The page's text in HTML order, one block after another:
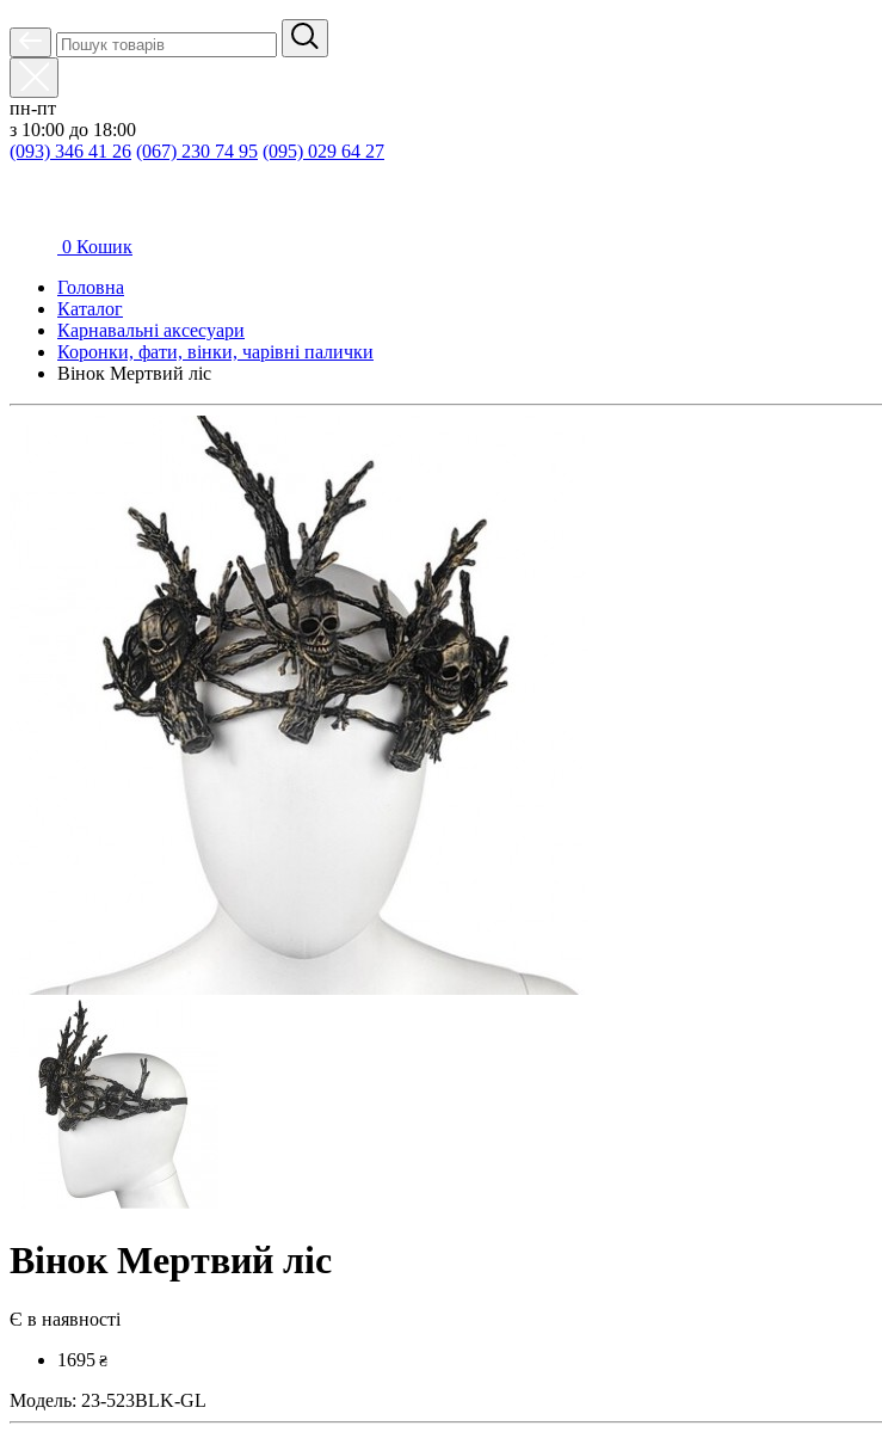
пн-пт
з 10:00 до 18:00
(093) 346 41 26 (067) 230 74 95 (095) 029 64 27
0 Кошик
Головна
Каталог
Карнавальні аксесуари
Коронки, фати, вінки, чарівні палички
Вінок Мертвий ліс
Вінок Мертвий ліс
Є в наявності
1695 ₴
Модель: 23-523BLK-GL